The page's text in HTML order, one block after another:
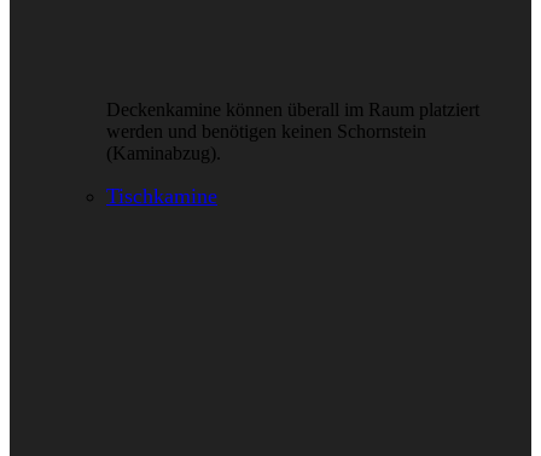
Deckenkamine können überall im Raum platziert
werden und benötigen keinen Schornstein
(Kaminabzug).
Tischkamine